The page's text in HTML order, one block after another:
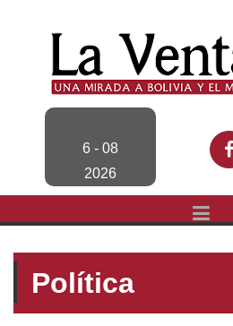
6 - 08
2026
Política